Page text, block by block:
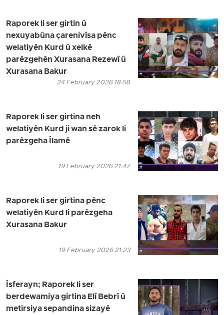
Raporek li ser girtin û
nexuyabûna çarenivîsa pênc
welatiyên Kurd û xelkê
parêzgehên Xurasana Rezewî û
Xurasana Bakur
24 February 2026 18:58
Raporek li ser girtina neh
welatiyên Kurd ji wan sê zarok li
parêzgeha Îlamê
19 February 2026 21:47
Raporek li ser girtina pênc
welatiyên Kurd li parêzgeha
Xurasana Bakur
19 February 2026 21:23
Îsferayn; Raporek li ser
berdewamiya girtina Elî Bebrî û
metirsiya sepandina sizayê